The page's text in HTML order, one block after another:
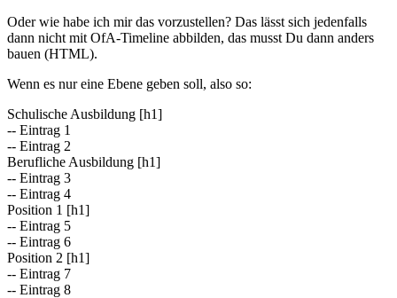
Oder wie habe ich mir das vorzustellen? Das lässt sich jedenfalls
dann nicht mit OfA-Timeline abbilden, das musst Du dann anders
bauen (HTML).
Wenn es nur eine Ebene geben soll, also so:
Schulische Ausbildung [h1]
-- Eintrag 1
-- Eintrag 2
Berufliche Ausbildung [h1]
-- Eintrag 3
-- Eintrag 4
Position 1 [h1]
-- Eintrag 5
-- Eintrag 6
Position 2 [h1]
-- Eintrag 7
-- Eintrag 8